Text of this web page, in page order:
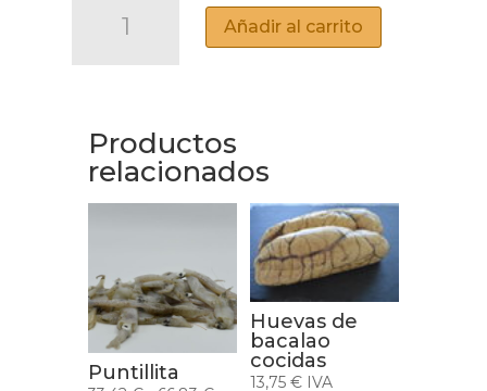
Añadir al carrito
Productos
relacionados
Puntillita
Huevas de
bacalao
cocidas
13,75 € IVA